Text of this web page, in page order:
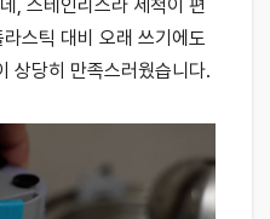
, 스테인리스라 세척이 편
스틱 대비 오래 쓰기에도
상당히 만족스러웠습니다.